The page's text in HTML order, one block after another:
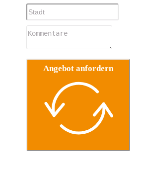
Angebot anfordern